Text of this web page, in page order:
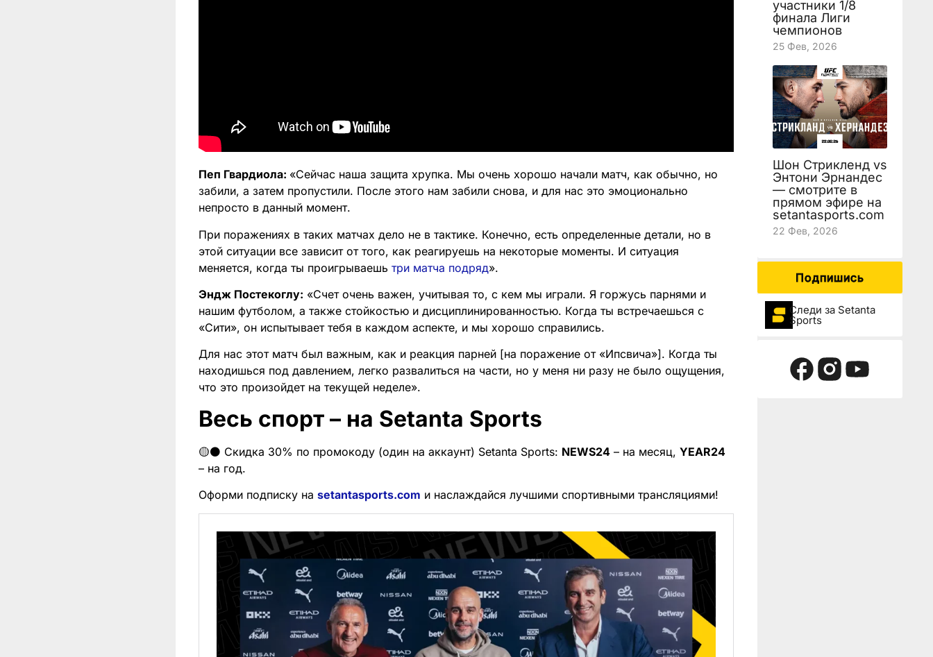
Пеп Гвардиола: «Сейчас наша защита хрупка. Мы очень хорошо начали матч, как обычно, но
забили, а затем пропустили. После этого нам забили снова, и для нас это эмоционально
непросто в данный момент.
При поражениях в таких матчах дело не в тактике. Конечно, есть определенные детали, но в
этой ситуации все зависит от того, как реагируешь на некоторые моменты. И ситуация
меняется, когда ты проигрываешьтри матча подряд».
Эндж Постекоглу: «Счет очень важен, учитывая то, с кем мы играли. Я горжусь парнями и
нашим футболом, а также стойкостью и дисциплинированностью. Когда ты встречаешься с
«Сити», он испытывает тебя в каждом аспекте, и мы хорошо справились.
Для нас этот матч был важным, как и реакция парней [на поражение от «Ипсвича»]. Когда ты
находишься под давлением, легко развалиться на части, но у меня ни разу не было ощущения,
что это произойдет на текущей неделе».
Весь спорт – на Setanta Sports
🟡⚫️ Скидка 30% по промокоду (один на аккаунт) Setanta Sports: NEWS24 – на месяц,YEAR24
– на год.
Оформи подписку наsetantasports.com и наслаждайся лучшими спортивными трансляциями!
участники 1/8
финала Лиги
чемпионов
25 Фев, 2026
Шон Стрикленд vs
Энтони Эрнандес
— смотрите в
прямом эфире на
setantasports.com
22 Фев, 2026
Подпишись
Следи за Setanta
Sports